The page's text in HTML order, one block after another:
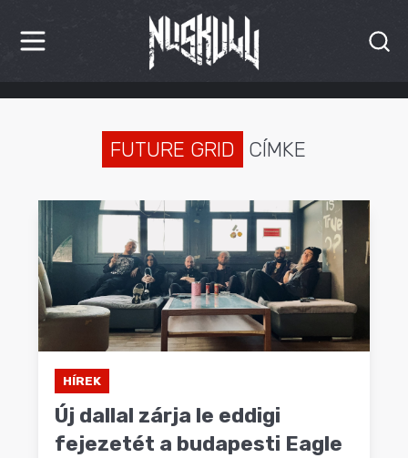
HÍREK
INTERJÚK
PREMIEREK
KULT
MÁSVILÁG
BLOG
FUTURE GRID CÍMKE
HÍREK
Új dallal zárja le eddigi
fejezetét a budapesti Eagle